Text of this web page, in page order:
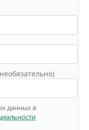
данных в